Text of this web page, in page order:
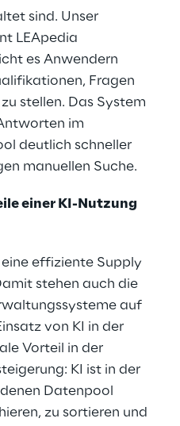
sind. Unser
LEApedia
es Anwendern
Fragen
stellen. Das System
im
deutlich schneller
manuellen Suche.
einer KI-Nutzung
effiziente Supply
stehen auch die
auf
von KI in der
Vorteil in der
KI ist in der
Datenpool
zu sortieren und